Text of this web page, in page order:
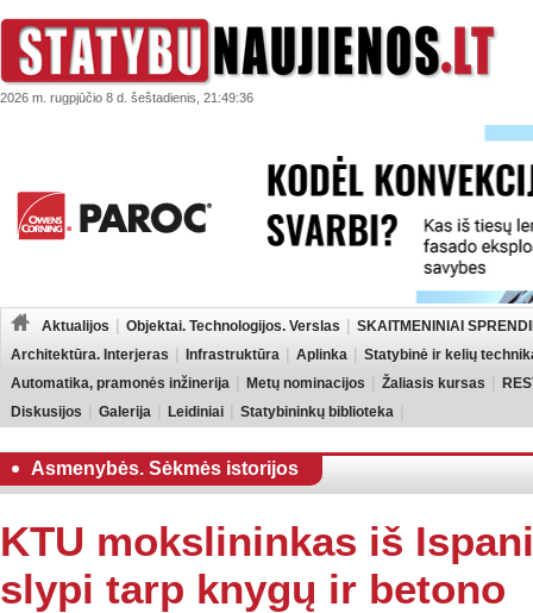
2026 m. rugpjūčio 8 d. šeštadienis, 21:49:36
Aktualijos Objektai. Technologijos. Verslas
SKAITMENINIAI
Architektūra. Interjeras
Infrastruktūra Aplinka
Statybinė ir kelių
Automatika, pramonės inžinerija
Metų nominacijos Žaliasis kursas
Diskusijos
Galerija Leidiniai Statybininkų biblioteka
Asmenybės. Sėkmės istorijos
KTU mokslininkas iš
slypi tarp knygų ir betono